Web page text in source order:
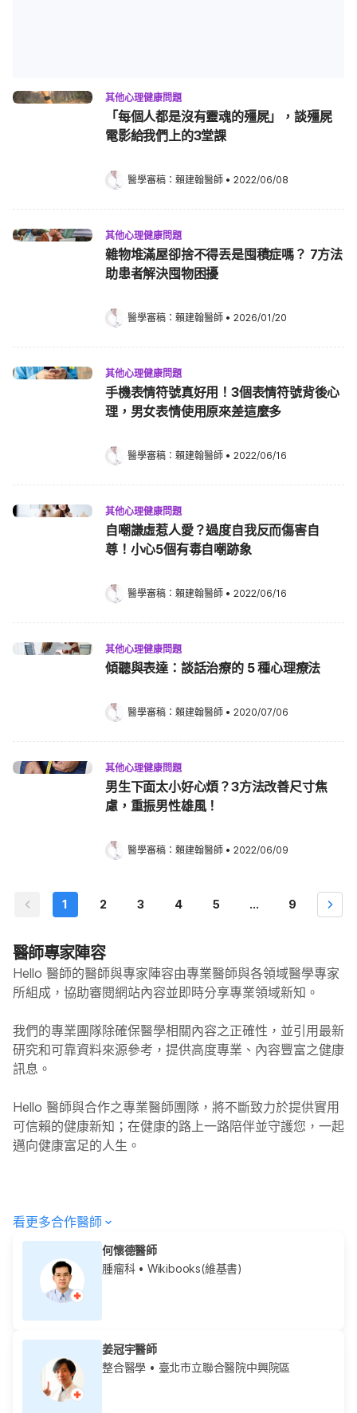
其他心理健康問題
「每個人都是沒有靈魂的殭屍」，談殭屍
電影給我們上的3堂課
醫學審稿： 賴建翰醫師 • 2022/06/08
其他心理健康問題
雜物堆滿屋卻捨不得丟是囤積症嗎？ 7方法
助患者解決囤物困擾
醫學審稿： 賴建翰醫師 • 2026/01/20
其他心理健康問題
手機表情符號真好用！3個表情符號背後心
理，男女表情使用原來差這麼多
醫學審稿： 賴建翰醫師 • 2022/06/16
其他心理健康問題
自嘲謙虛惹人愛？過度自我反而傷害自
尊！小心5個有毒自嘲跡象
醫學審稿： 賴建翰醫師 • 2022/06/16
其他心理健康問題
傾聽與表達：談話治療的 5 種心理療法
醫學審稿： 賴建翰醫師 • 2020/07/06
其他心理健康問題
男生下面太小好心煩？3方法改善尺寸焦
慮，重振男性雄風！
醫學審稿： 賴建翰醫師 • 2022/06/09
1 2 3 4 5 ... 9
醫師專家陣容
Hello 醫師的醫師與專家陣容由專業醫師與各領域醫學專家
所組成，協助審閱網站內容並即時分享專業領域新知。
我們的專業團隊除確保醫學相關內容之正確性，並引用最新
研究和可靠資料來源參考，提供高度專業、內容豐富之健康
訊息。
Hello 醫師與合作之專業醫師團隊，將不斷致力於提供實用
可信賴的健康新知；在健康的路上一路陪伴並守護您，一起
邁向健康富足的人生。
看更多合作醫師
何懷德醫師
腫瘤科• Wikibooks(維基書)
姜冠宇醫師
整合醫學 • 臺北市立聯合醫院中興院區